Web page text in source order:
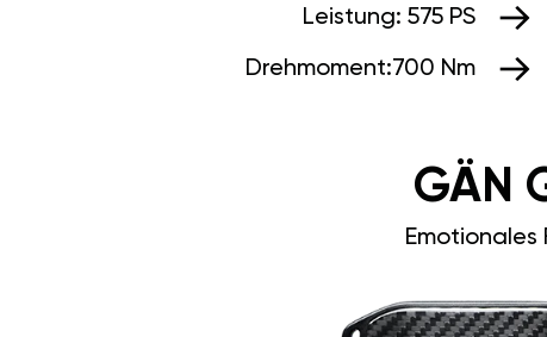
Leistung: 575 PS
Drehmoment:700 Nm
GÄN
Emotionales